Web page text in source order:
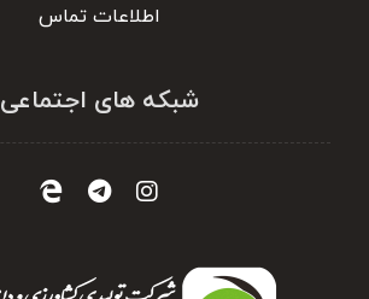
اطلاعات تماس
شبکه های اجتماعی